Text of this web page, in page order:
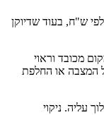
ש"ח, בעוד שדיוקן
מכובד וראוי
המצבה או החלפת
עליה. ניקוי